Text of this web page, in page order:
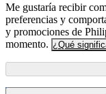
Me gustaría recibir
preferencias y
y promociones de
momento. ¿Qué